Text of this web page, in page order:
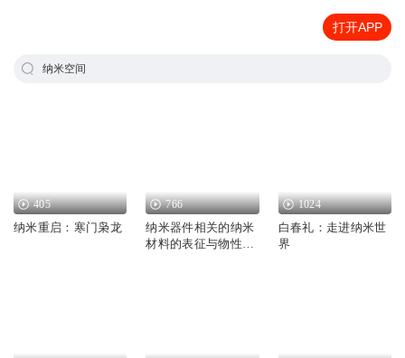
打开APP
纳米空间
405
纳米重启：寒门枭龙
766
纳米器件相关的纳米
材料的表征与物性研
1024
白春礼：走进纳米世
界